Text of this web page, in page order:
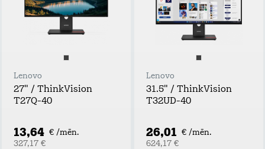
Lenovo
27" / ThinkVision
T27Q-40
13,64 € /mēn.
327,17 €
Lenovo
31.5" / ThinkVision
T32UD-40
26,01 € /mēn.
624,17 €